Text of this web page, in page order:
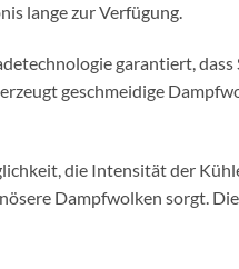
lange zur Verfügung.
garantiert,
geschmeidige
die Intensität der
Dampfwolken sorgt.